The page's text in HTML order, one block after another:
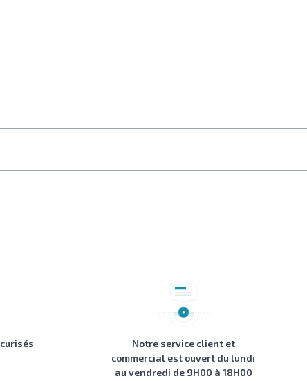
Notre service client et
commercial est ouvert du lundi
au vendredi de 9H00 à 18H00